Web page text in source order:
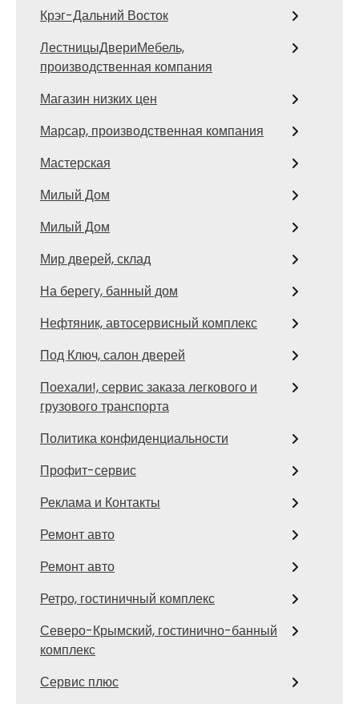
Крэг-Дальний Восток
ЛестницыДвериМебель,
производственная компания
Магазин низких цен
Марсар, производственная компания
Мастерская
Милый Дом
Милый Дом
Мир дверей, склад
На берегу, банный дом
Нефтяник, автосервисный комплекс
Под Ключ, салон дверей
Поехали!, сервис заказа легкового и
грузового транспорта
Политика конфиденциальности
Профит-сервис
Реклама и Контакты
Ремонт авто
Ремонт авто
Ретро, гостиничный комплекс
Северо-Крымский, гостинично-банный
комплекс
Сервис плюс